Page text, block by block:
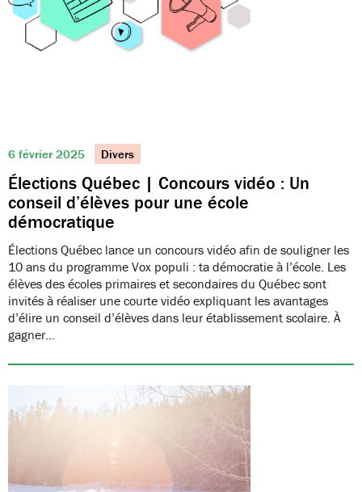
6 février 2025 Divers
Élections Québec | Concours vidéo : Un
conseil d’élèves pour une école
démocratique
Élections Québec lance un concours vidéo afin de souligner les
10 ans du programme Vox populi : ta démocratie à l’école. Les
élèves des écoles primaires et secondaires du Québec sont
invités à réaliser une courte vidéo expliquant les avantages
d’élire un conseil d’élèves dans leur établissement scolaire. À
gagner…